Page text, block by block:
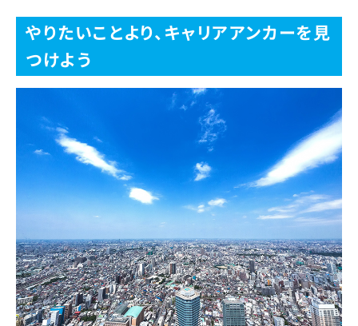
やりたいことより、キャリアアンカーを見
つけよう